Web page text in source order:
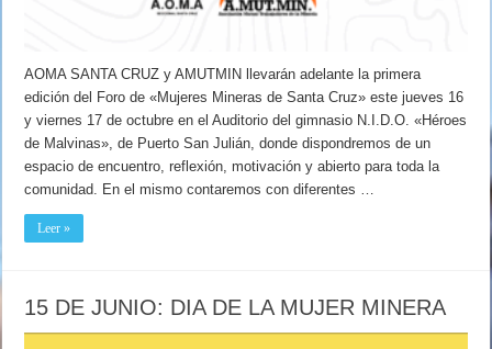
AOMA SANTA CRUZ y AMUTMIN llevarán adelante la primera
edición del Foro de «Mujeres Mineras de Santa Cruz» este jueves 16
y viernes 17 de octubre en el Auditorio del gimnasio N.I.D.O. «Héroes
de Malvinas», de Puerto San Julián, donde dispondremos de un
espacio de encuentro, reflexión, motivación y abierto para toda la
comunidad. En el mismo contaremos con diferentes …
Leer »
15 DE JUNIO: DIA DE LA MUJER MINERA